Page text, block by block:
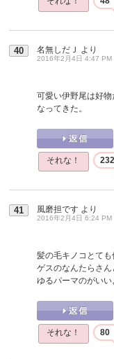
40 名無しだＪ より
2016年2月4日 4:47 PM
可愛い伊野尾は好
なってきた。
それな！ 232
41 風磨担です より
2016年2月4日 6:24 PM
髪の毛キノコとても
ゲスのなんたらさん
ゆるパーマのがいい
それな！ 80